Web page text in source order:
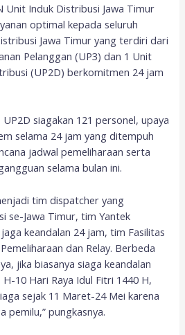
Unit Induk Distribusi Jawa Timur
optimal kepada seluruh
Jawa Timur yang terdiri dari
Pelanggan (UP3) dan 1 Unit
(UP2D) berkomitmen 24 jam
siagakan 121 personel, upaya
selama 24 jam yang ditempuh
jadwal pemeliharaan serta
selama bulan ini.
tim dispatcher yang
se-Jawa Timur, tim Yantek
keandalan 24 jam, tim Fasilitas
dan Relay. Berbeda
jika biasanya siaga keandalan
10 Hari Raya Idul Fitri 1440 H,
sejak 11 Maret-24 Mei karena
pemilu,” pungkasnya.